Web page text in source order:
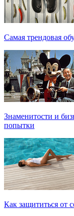
Самая трендовая
Знаменитости и
попытки
Как защититься от